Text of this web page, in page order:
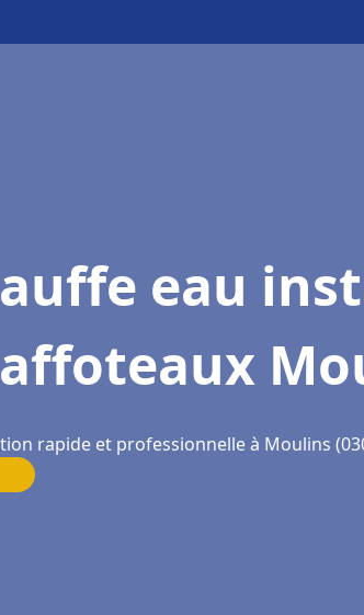
eau
rapide et professionnelle à Moulins